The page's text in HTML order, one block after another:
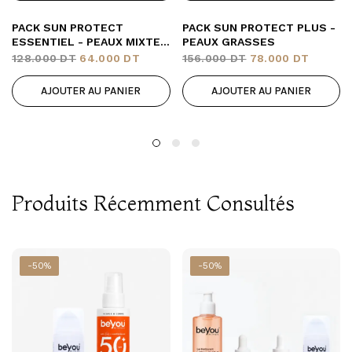
PACK SUN PROTECT
ESSENTIEL - PEAUX MIXTES
À GRASSES
128.000DT 64.000 DT
AJOUTER AU PANIER
PACK SUN PROTECT PLUS -
PEAUX GRASSES
156.000DT 78.000 DT
AJOUTER AU PANIER
Produits Récemment Consultés
-50% -50%